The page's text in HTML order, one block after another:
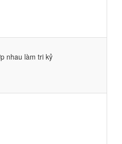
nhau làm tri kỷ